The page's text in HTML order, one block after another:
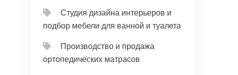
Студия дизайна интерьеров и
подбор мебели для ванной и туалета
Производство и продажа
ортопедических матрасов